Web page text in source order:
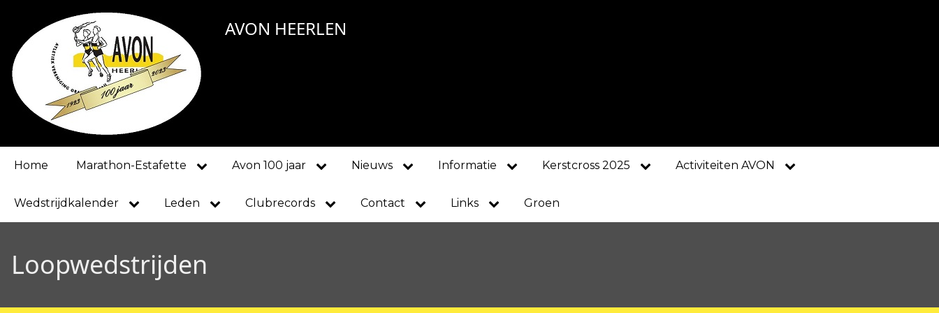
naar
de
inhoud
gaan
AVON HEERLEN
Main
navigation
Home Marathon-Estafette Avon 100 jaar Nieuws Informatie Kerstcross 2025 Activiteiten AVON
Wedstrijdkalender Leden Clubrecords Contact Links Groen
Loopwedstrijden